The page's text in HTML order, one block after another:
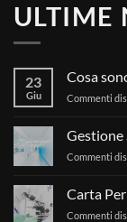
ULTIME
23
Giu
Cosa
Commenti
Gestione
Commenti
Carta
Commenti